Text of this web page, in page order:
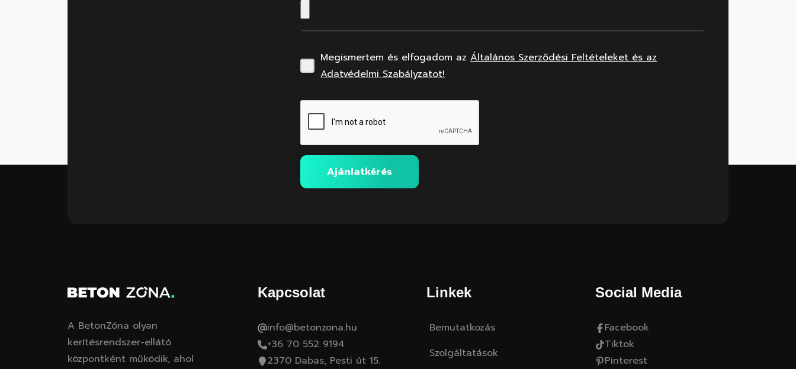
Megismertem és elfogadom azÁltalános Szerződési Feltételeket és az
Adatvédelmi Szabályzatot!
Ajánlatkérés
A BetonZóna olyan
kerítésrendszer-ellátó
központként működik, ahol
Kapcsolat
info@betonzona.hu
+36 70 552 9194
2370 Dabas, Pesti út 15.
Linkek
Bemutatkozás
Szolgáltatások
Social Media
Facebook
Tiktok
Pinterest